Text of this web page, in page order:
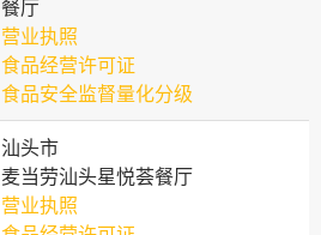
餐厅
营业执照
食品经营许可证
食品安全监督量化分级
汕头市
麦当劳汕头星悦荟餐厅
营业执照